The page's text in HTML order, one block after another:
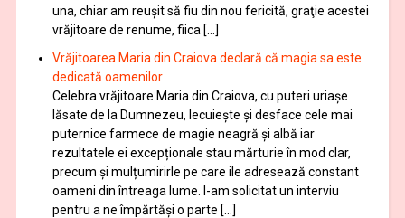
una, chiar am reuşit să fiu din nou fericită, graţie acestei
vrăjitoare de renume, fiica […]
Vrăjitoarea Maria din Craiova declară că magia sa este
dedicată oamenilor
Celebra vrăjitoare Maria din Craiova, cu puteri uriașe
lăsate de la Dumnezeu, lecuieşte şi desface cele mai
puternice farmece de magie neagră şi albă iar
rezultatele ei excepționale stau mărturie în mod clar,
precum și mulțumirirle pe care ile adresează constant
oameni din întreaga lume. I-am solicitat un interviu
pentru a ne împărtăși o parte […]